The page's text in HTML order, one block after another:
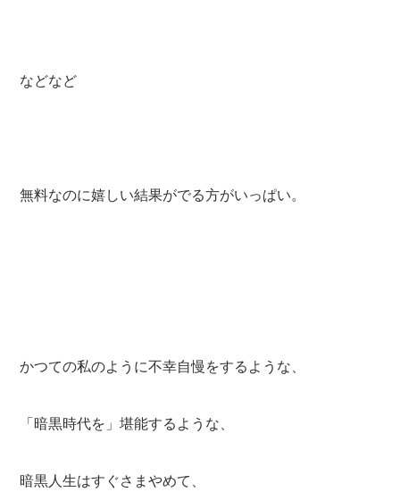
などなど
無料なのに嬉しい結果がでる方がいっぱい。
かつての私のように不幸自慢をするような、
「暗黒時代を」堪能するような、
暗黒人生はすぐさまやめて、